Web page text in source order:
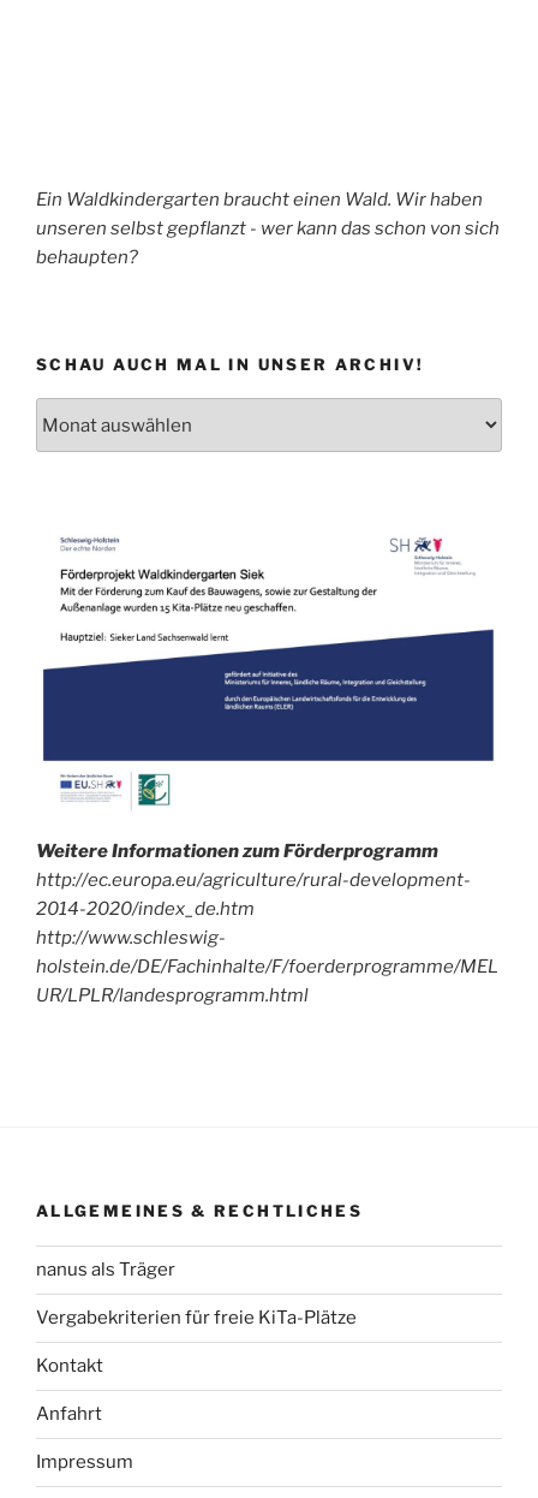
Ein Waldkindergarten braucht einen Wald. Wir haben
unseren selbst gepflanzt - wer kann das schon von sich
behaupten?
SCHAU AUCH MAL IN UNSER ARCHIV!
Archiv!
Weitere Informationen zum Förderprogramm
http://ec.europa.eu/agriculture/rural-development-
2014-2020/index_de.htm
http://www.schleswig-
holstein.de/DE/Fachinhalte/F/foerderprogramme/MEL
UR/LPLR/landesprogramm.html
ALLGEMEINES & RECHTLICHES
nanus als Träger
Vergabekriterien für freie KiTa-Plätze
Kontakt
Anfahrt
Impressum